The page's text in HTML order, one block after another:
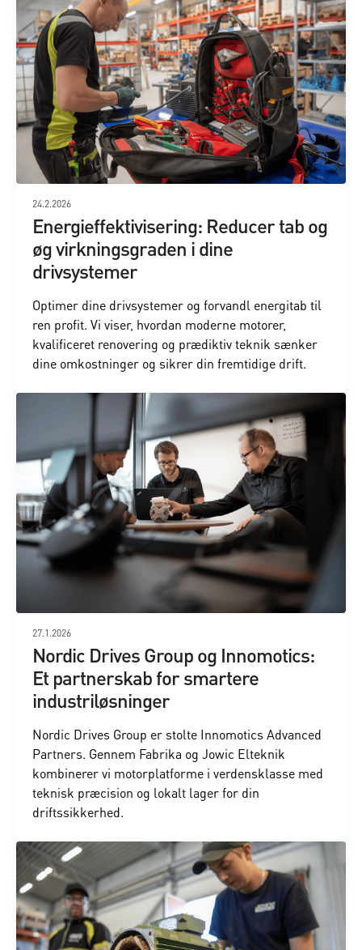
24.2.2026
Energieffektivisering: Reducer tab og
øg virkningsgraden i dine
drivsystemer
Optimer dine drivsystemer og forvandl energitab til
ren profit. Vi viser, hvordan moderne motorer,
kvalificeret renovering og prædiktiv teknik sænker
dine omkostninger og sikrer din fremtidige drift.
27.1.2026
Nordic Drives Group og Innomotics:
Et partnerskab for smartere
industriløsninger
Nordic Drives Group er stolte Innomotics Advanced
Partners. Gennem Fabrika og Jowic Elteknik
kombinerer vi motorplatforme i verdensklasse med
teknisk præcision og lokalt lager for din
driftssikkerhed.